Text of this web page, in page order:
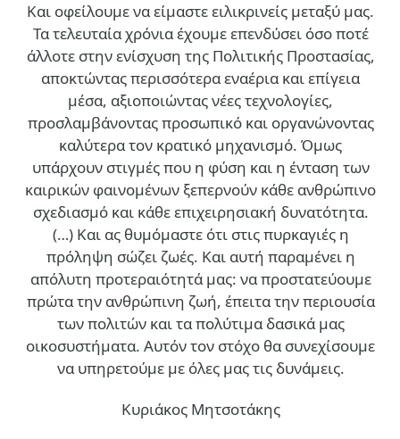
Και οφείλουμε να είμαστε ειλικρινείς μεταξύ μας.
Τα τελευταία χρόνια έχουμε επενδύσει όσο ποτέ
άλλοτε στην ενίσχυση της Πολιτικής Προστασίας,
αποκτώντας περισσότερα εναέρια και επίγεια
μέσα, αξιοποιώντας νέες τεχνολογίες,
προσλαμβάνοντας προσωπικό και οργανώνοντας
καλύτερα τον κρατικό μηχανισμό. Όμως
υπάρχουν στιγμές που η φύση και η ένταση των
καιρικών φαινομένων ξεπερνούν κάθε ανθρώπινο
σχεδιασμό και κάθε επιχειρησιακή δυνατότητα.
(…) Και ας θυμόμαστε ότι στις πυρκαγιές η
πρόληψη σώζει ζωές. Και αυτή παραμένει η
απόλυτη προτεραιότητά μας: να προστατεύουμε
πρώτα την ανθρώπινη ζωή, έπειτα την περιουσία
των πολιτών και τα πολύτιμα δασικά μας
οικοσυστήματα. Αυτόν τον στόχο θα συνεχίσουμε
να υπηρετούμε με όλες μας τις δυνάμεις.
Κυριάκος Μητσοτάκης